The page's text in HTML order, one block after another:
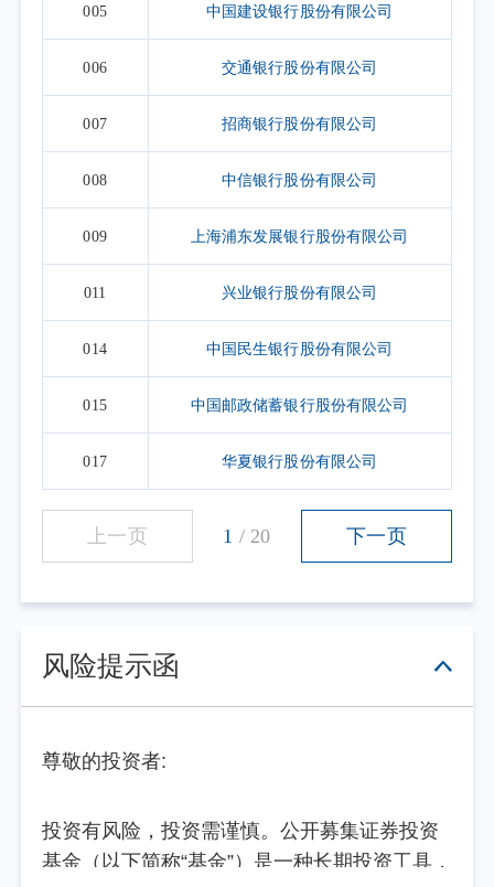
005 中国建设银行股份有限公司
006 交通银行股份有限公司
007 招商银行股份有限公司
008 中信银行股份有限公司
009 上海浦东发展银行股份有限公司
011 兴业银行股份有限公司
014 中国民生银行股份有限公司
015 中国邮政储蓄银行股份有限公司
017 华夏银行股份有限公司
上一页 1 / 20 下一页
风险提示函
尊敬的投资者:
投资有风险，投资需谨慎。公开募集证券投资
基金（以下简称“基金”）是一种长期投资工具，